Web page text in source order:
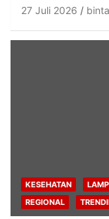
27 Juli 2026
KESEHATAN
REGIONAL